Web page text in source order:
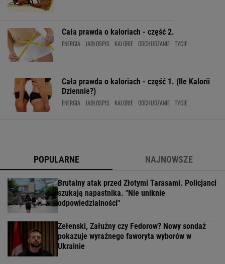
Cała prawda o kaloriach - część 2.
ENERGIA JADŁOSPIS KALORIE ODCHUDZANIE TYCIE
Cała prawda o kaloriach - część 1. (Ile Kalorii
Dziennie?)
ENERGIA JADŁOSPIS KALORIE ODCHUDZANIE TYCIE
POPULARNE NAJNOWSZE
Brutalny atak przed Złotymi Tarasami. Policjanci
szukają napastnika. "Nie uniknie
odpowiedzialności"
Zełenski, Załużny czy Fedorow? Nowy sondaż
pokazuje wyraźnego faworyta wyborów w
Ukrainie